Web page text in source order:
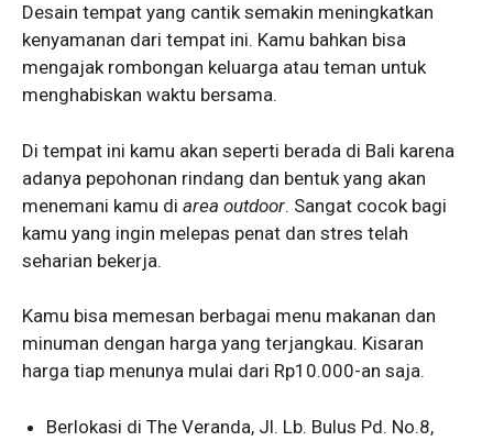
Desain tempat yang cantik semakin meningkatkan
kenyamanan dari tempat ini. Kamu bahkan bisa
mengajak rombongan keluarga atau teman untuk
menghabiskan waktu bersama.
Di tempat ini kamu akan seperti berada di Bali karena
adanya pepohonan rindang dan bentuk yang akan
menemani kamu di area outdoor. Sangat cocok bagi
kamu yang ingin melepas penat dan stres telah
seharian bekerja.
Kamu bisa memesan berbagai menu makanan dan
minuman dengan harga yang terjangkau. Kisaran
harga tiap menunya mulai dari Rp10.000-an saja.
Berlokasi di The Veranda, Jl. Lb. Bulus Pd. No.8,